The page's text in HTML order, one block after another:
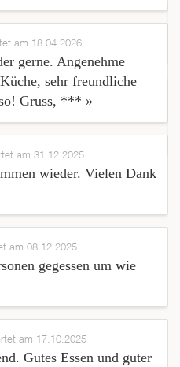
am 18.04.2026
gerne. Angenehme
sehr freundliche
Gruss, *** »
am 31.12.2025
wieder. Vielen Dank
am 08.12.2025
gegessen um wie
am 17.10.2025
Gutes Essen und guter